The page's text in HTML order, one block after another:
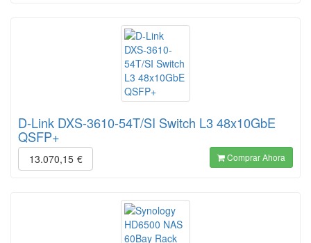
D-Link DXS-3610-54T/SI Switch L3 48x10GbE
QSFP+
13.070,15 € Comprar Ahora